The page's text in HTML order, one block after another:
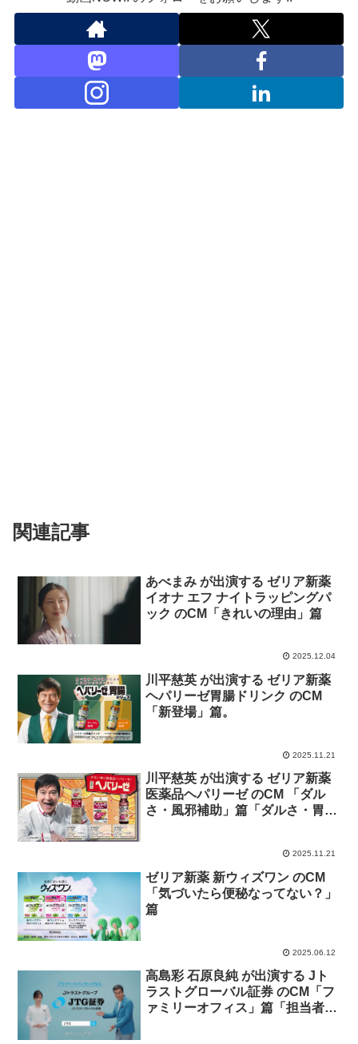
関連記事
あべまみ が出演する ゼリア新薬
イオナ エフ ナイトラッピングパ
ック のCM「きれいの理由」篇
2025.12.04
川平慈英 が出演する ゼリア新薬
ヘパリーゼ胃腸ドリンク のCM
「新登場」篇。
2025.11.21
川平慈英 が出演する ゼリア新薬
医薬品ヘパリーゼ のCM 「ダル
さ・風邪補助」篇「ダルさ・胃腸
2025.11.21
ゼリア新薬 新ウィズワン のCM
「気づいたら便秘なってない？」
篇
2025.06.12
高島彩 石原良純 が出演する Jト
ラストグローバル証券 のCM「フ
ァミリーオフィス」篇「担当者が